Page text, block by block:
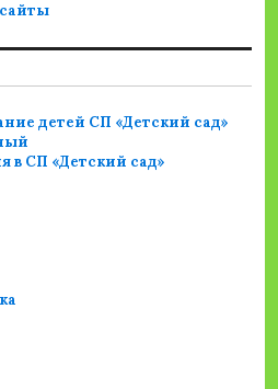
детей СП «Детский сад»
в СП «Детский сад»